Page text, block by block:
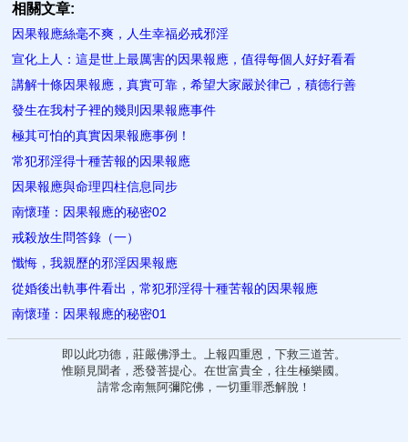
相關文章:
因果報應絲毫不爽，人生幸福必戒邪淫
宣化上人：這是世上最厲害的因果報應，值得每個人好好看看
講解十條因果報應，真實可靠，希望大家嚴於律己，積德行善
發生在我村子裡的幾則因果報應事件
極其可怕的真實因果報應事例！
常犯邪淫得十種苦報的因果報應
因果報應與命理四柱信息同步
南懷瑾：因果報應的秘密02
戒殺放生問答錄（一）
懺悔，我親歷的邪淫因果報應
從婚後出軌事件看出，常犯邪淫得十種苦報的因果報應
南懷瑾：因果報應的秘密01
即以此功德，莊嚴佛淨土。上報四重恩，下救三道苦。
惟願見聞者，悉發菩提心。在世富貴全，往生極樂國。
請常念南無阿彌陀佛，一切重罪悉解脫！